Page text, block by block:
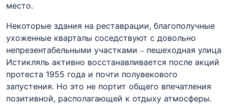
место.
Некоторые здания на реставрации, благополучные
ухоженные кварталы соседствуют с довольно
непрезентабельными участками – пешеходная улица
Истикляль активно восстанавливается после акций
протеста 1955 года и почти полувекового
запустения. Но это не портит общего впечатления
позитивной, располагающей к отдыху атмосферы.